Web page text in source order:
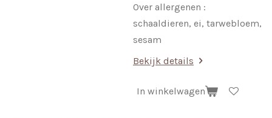
Over allergenen :
schaaldieren, ei, tarwebloem,
sesam
Bekijk details
In winkelwagen